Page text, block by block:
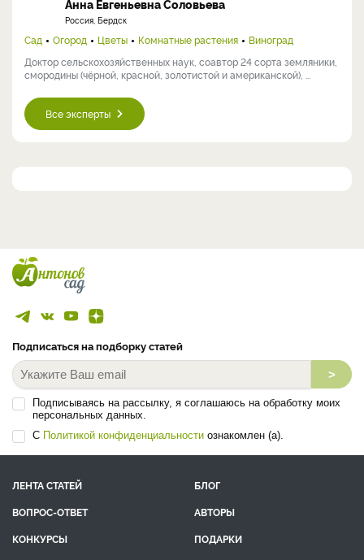
Анна Евгеньевна Соловьева
Россия, Бердск
Сад Огород Цветы Комнатные растения
Виноград
Доктор сельскохозяйственных наук, соавтор 24 сорта земляники,
смородины (чёрной, красной, золотистой и американской), ...
Все эксперты
Подписаться на подборку статей
>
Подписываясь на рассылку, я соглашаюсь на обработку моих
персональных данных.
С Политикой конфиденциальности ознакомлен (а).
ЛЕНТА СТАТЕЙ
БЛОГ
ВОПРОС-ОТВЕТ
АВТОРЫ
КОНКУРСЫ
ПОДАРКИ